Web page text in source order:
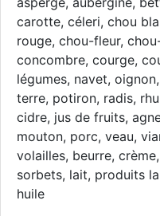
carotte, céleri, chou
rouge, chou-fleur,
concombre, courge,
légumes, navet,
terre, potiron, radis,
cidre, jus de fruits,
mouton, porc, veau,
volailles, beurre,
sorbets, lait, produits
huile